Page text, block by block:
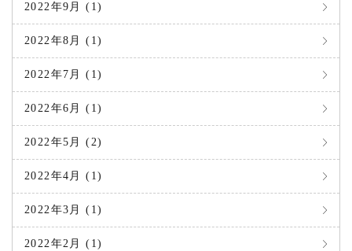
2022年9月 (1)
2022年8月 (1)
2022年7月 (1)
2022年6月 (1)
2022年5月 (2)
2022年4月 (1)
2022年3月 (1)
2022年2月 (1)